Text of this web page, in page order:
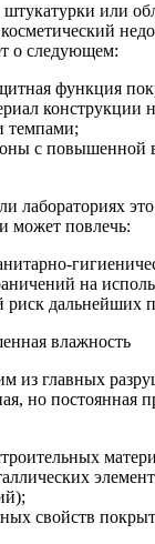
или
о следующем:
функция
конструкции
темпами;
с повышенной
лабораториях
может повлечь:
на
дальнейших
влажность
из главных
но постоянная
свойств